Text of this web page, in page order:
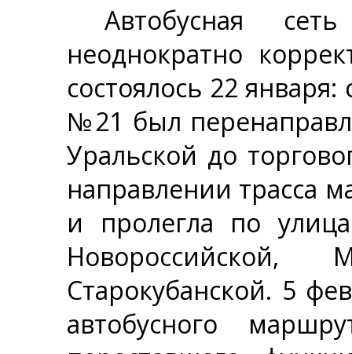
Автобусная
неоднократно
состоялось 22
№21 был
Уральской до
направлении трасса
и пролегла по
Старокубанской. 5
автобусного